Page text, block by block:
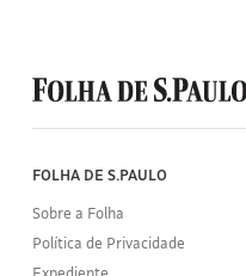
Folha
de
S.Paulo
FOLHA DE S.PAULO
Sobre a Folha
Política de Privacidade